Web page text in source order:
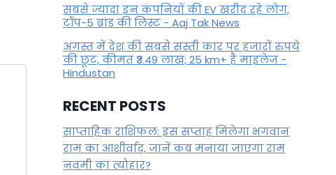
सबसे ज्यादा इन कंपनियों की EV खरीद रहे लोग,
टॉप-5 ब्रांड की लिस्ट - Aaj Tak News
अगस्त में देश की सबसे सस्ती कार पर हजारों रुपये
की छूट, कीमत ₹3.49 लाख; 25 km+ है माइलेज -
Hindustan
RECENT POSTS
साप्ताहिक राशिफल: इस सप्ताह मिलेगा भगवान
राम का आशीर्वाद, जानें कब मनाया जाएगा राम
नवमी का त्योहार?